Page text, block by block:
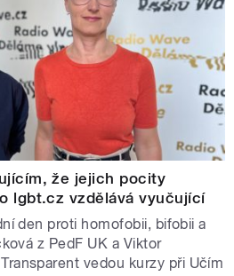
že jejich pocity
lgbt.cz vzdělává vyučující
den proti homofobii, bifobii a
z PedF UK a Viktor
vedou kurzy při Učím